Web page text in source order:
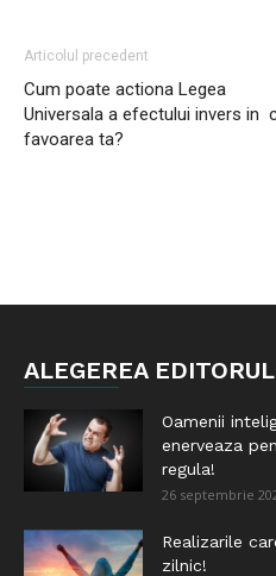
Articolul precedent
Cum poate actiona Legea
Universala a efectului invers in
favoarea ta?
ALEGEREA
Oamenii
enerveaza
regula!
26 septembrie
Realizarile
zilnic!